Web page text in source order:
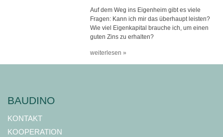
Auf dem Weg ins Eigenheim gibt es viele
Fragen: Kann ich mir das überhaupt leisten?
Wie viel Eigenkapital brauche ich, um einen
guten Zins zu erhalten?
weiterlesen »
BAUDINO
KONTAKT
KOOPERATION